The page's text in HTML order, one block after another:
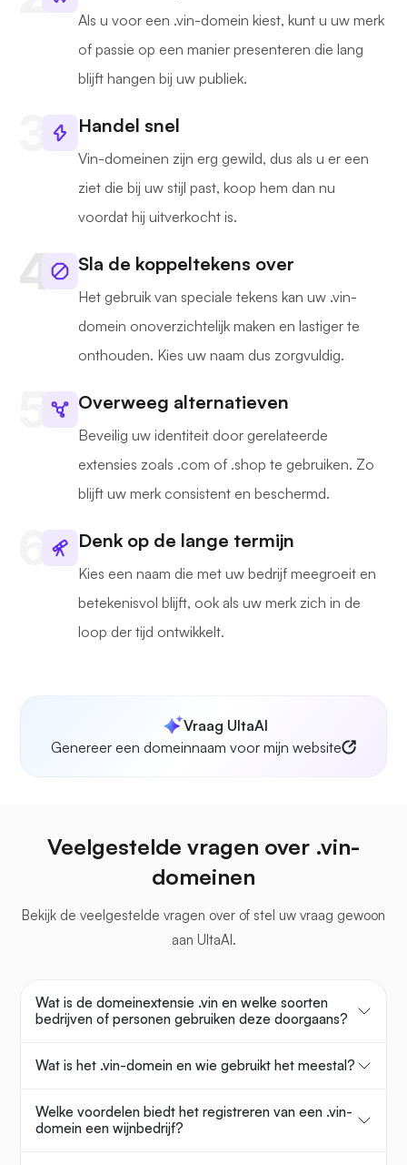
Als u voor een .vin-domein kiest, kunt u uw merk
of passie op een manier presenteren die lang
blijft hangen bij uw publiek.
Handel snel
Vin-domeinen zijn erg gewild, dus als u er een
ziet die bij uw stijl past, koop hem dan nu
voordat hij uitverkocht is.
Sla de koppeltekens over
Het gebruik van speciale tekens kan uw .vin-
domein onoverzichtelijk maken en lastiger te
onthouden. Kies uw naam dus zorgvuldig.
Overweeg alternatieven
Beveilig uw identiteit door gerelateerde
extensies zoals .com of .shop te gebruiken. Zo
blijft uw merk consistent en beschermd.
Denk op de lange termijn
Kies een naam die met uw bedrijf meegroeit en
betekenisvol blijft, ook als uw merk zich in de
loop der tijd ontwikkelt.
Vraag UltaAI
Genereer een domeinnaam voor mijn website
Veelgestelde vragen over .vin-
domeinen
Bekijk de veelgestelde vragen over of stel uw vraag gewoon
aan UltaAI.
Wat is de domeinextensie .vin en welke soorten
bedrijven of personen gebruiken deze doorgaans?
Wat is het .vin-domein en wie gebruikt het meestal?
Welke voordelen biedt het registreren van een .vin-
domein een wijnbedrijf?